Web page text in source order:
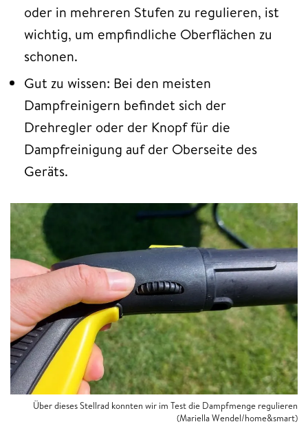
oder in mehreren Stufen zu regulieren, ist
wichtig, um empfindliche Oberflächen zu
schonen.
Gut zu wissen: Bei den meisten
Dampfreinigern befindet sich der
Drehregler oder der Knopf für die
Dampfreinigung auf der Oberseite des
Geräts.
Über dieses Stellrad konnten wir im Test die Dampfmenge regulieren
(Mariella Wendel/home&smart)